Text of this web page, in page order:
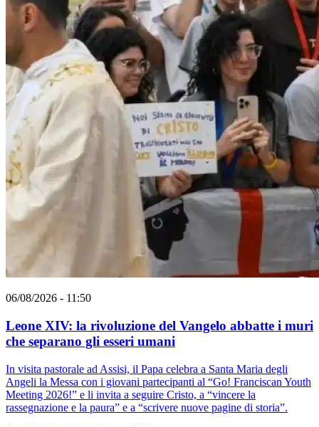
06/08/2026 - 11:50
Leone XIV: la rivoluzione del Vangelo abbatte i muri
che separano gli esseri umani
In visita pastorale ad Assisi, il Papa celebra a Santa Maria degli
Angeli la Messa con i giovani partecipanti al “Go! Franciscan Youth
Meeting 2026!” e li invita a seguire Cristo, a “vincere la
rassegnazione e la paura” e a “scrivere nuove pagine di storia”.